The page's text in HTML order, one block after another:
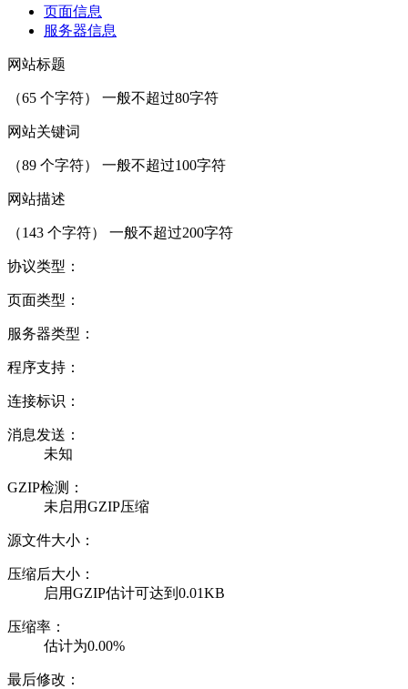
页面信息
服务器信息
网站标题
（65 个字符） 一般不超过80字符
网站关键词
（89 个字符） 一般不超过100字符
网站描述
（143 个字符） 一般不超过200字符
协议类型：
页面类型：
服务器类型：
程序支持：
连接标识：
消息发送：
未知
GZIP检测：
未启用GZIP压缩
源文件大小：
压缩后大小：
启用GZIP估计可达到0.01KB
压缩率：
估计为0.00%
最后修改：